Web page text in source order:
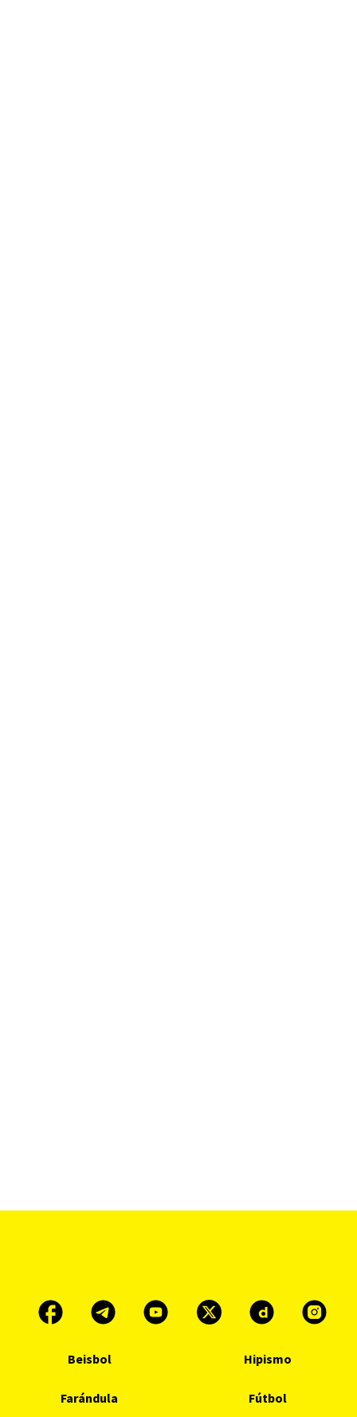
Beisbol Hipismo
Farándula Fútbol